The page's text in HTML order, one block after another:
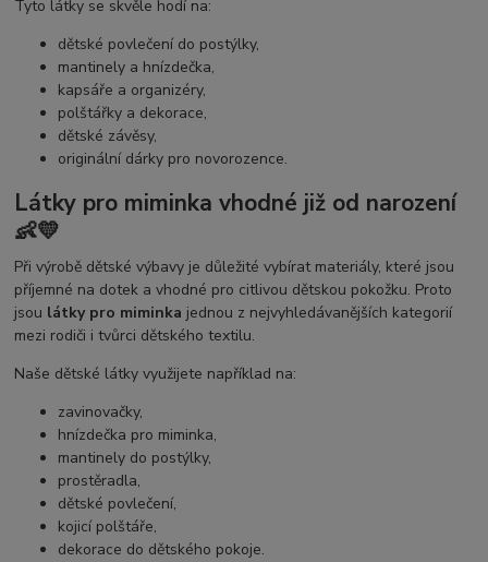
Tyto látky se skvěle hodí na:
dětské povlečení do postýlky,
mantinely a hnízdečka,
kapsáře a organizéry,
polštářky a dekorace,
dětské závěsy,
originální dárky pro novorozence.
Látky pro miminka vhodné již od narození
👶💛
Při výrobě dětské výbavy je důležité vybírat materiály, které jsou
příjemné na dotek a vhodné pro citlivou dětskou pokožku. Proto
jsou látky pro miminka jednou z nejvyhledávanějších kategorií
mezi rodiči i tvůrci dětského textilu.
Naše dětské látky využijete například na:
zavinovačky,
hnízdečka pro miminka,
mantinely do postýlky,
prostěradla,
dětské povlečení,
kojicí polštáře,
dekorace do dětského pokoje.